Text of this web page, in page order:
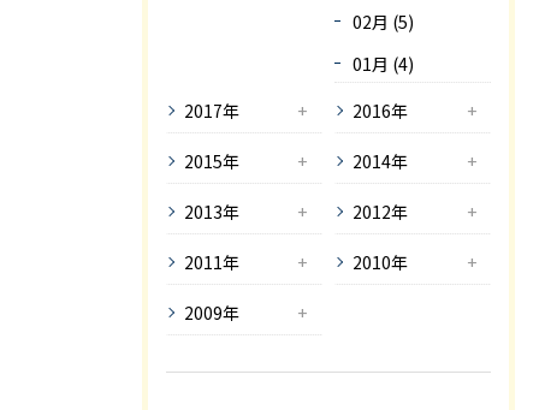
02月 (5)
01月 (4)
2017年
2016年
2015年 2014年
2013年 2012年
2011年 2010年
2009年